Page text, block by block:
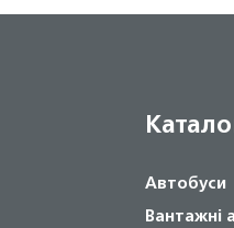
Автобуси
Вантажні